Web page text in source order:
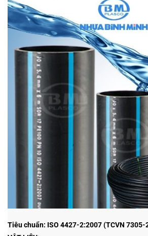
Tiêu chuẩn: ISO 4427-2:2007 (TCVN 7305-